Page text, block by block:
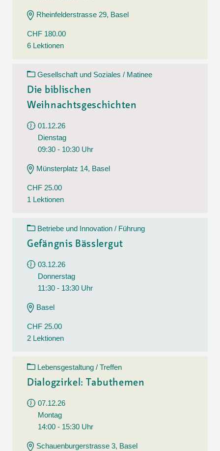
Rheinfelderstrasse 29, Basel
CHF 180.00
6 Lektionen
Gesellschaft und Soziales / Matinee
Die biblischen
Weihnachtsgeschichten
01.12.26
Dienstag
09:30 - 10:30 Uhr
Münsterplatz 14, Basel
CHF 25.00
1 Lektionen
Betriebe und Innovation / Führung
Gefängnis Bässlergut
03.12.26
Donnerstag
11:30 - 13:30 Uhr
Basel
CHF 25.00
2 Lektionen
Lebensgestaltung / Treffen
Dialogzirkel: Tabuthemen
07.12.26
Montag
14:00 - 15:30 Uhr
Schauenburgerstrasse 3, Basel